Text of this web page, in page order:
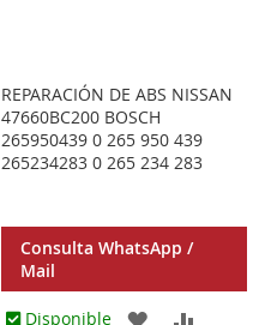
REPARACIÓN DE ABS NISSAN
47660BC200 BOSCH
265950439 0 265 950 439
265234283 0 265 234 283
Consulta WhatsApp /
Mail
Disponible AGREGAR